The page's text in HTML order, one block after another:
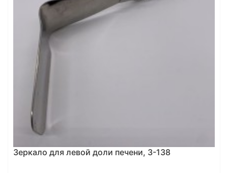
Зеркало для левой доли печени, З-138